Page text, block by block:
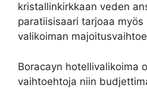
kristallinkirkkaan veden
paratiisisaari tarjoaa myös
valikoiman
Boracayn hotellivalikoima
vaihtoehtoja niin